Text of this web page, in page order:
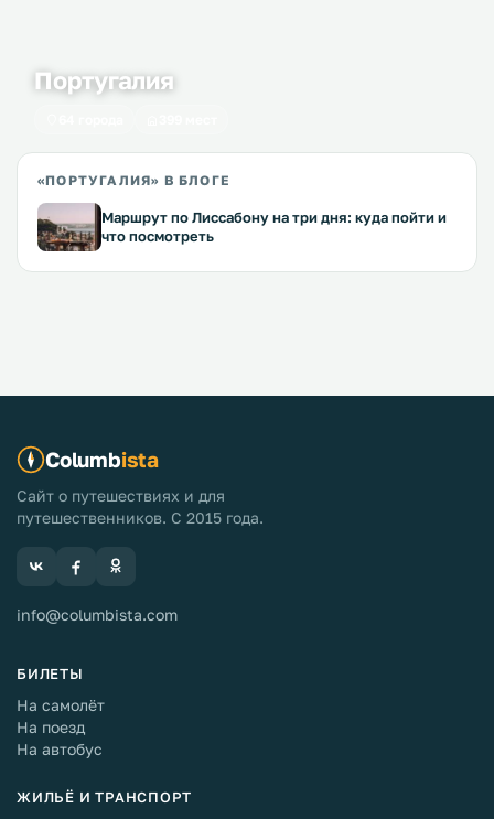
Португалия
«ПОРТУГАЛИЯ» В БЛОГЕ
Маршрут по Лиссабону на три дня: куда пойти и
что посмотреть
Columbista
Сайт о путешествиях и для
путешественников. С 2015 года.
info@columbista.com
БИЛЕТЫ
На самолёт
На поезд
На автобус
ЖИЛЬЁ И ТРАНСПОРТ